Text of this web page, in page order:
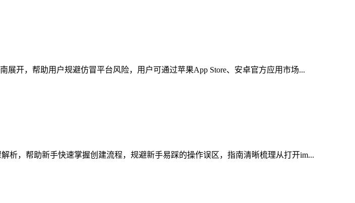
开，帮助用户规避仿冒平台风险，用户可通过苹果App Store、安卓官方应用市场...
析，帮助新手快速掌握创建流程，规避新手易踩的操作误区，指南清晰梳理从打开im...